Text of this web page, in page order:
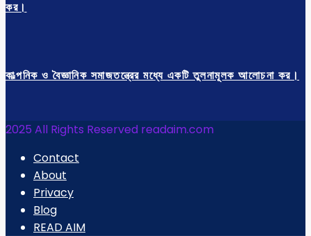
কর।
কাল্পনিক ও বৈজ্ঞানিক সমাজতন্ত্রের মধ্যে একটি তুলনামূলক আলোচনা কর।
2025 All Rights Reserved readaim.com
Contact
About
Privacy
Blog
READ AIM